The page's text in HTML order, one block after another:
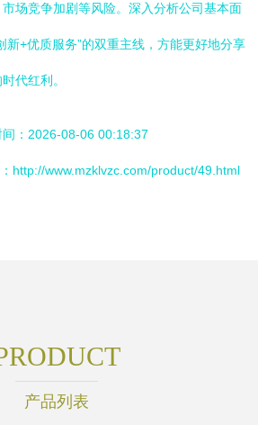
场竞争加剧等风险。深入分析公司基本面
新+优质服务”的双重主线，方能更好地分享
代红利。
间：2026-08-06 00:18:37
http://www.mzklvzc.com/product/49.html
产品列表